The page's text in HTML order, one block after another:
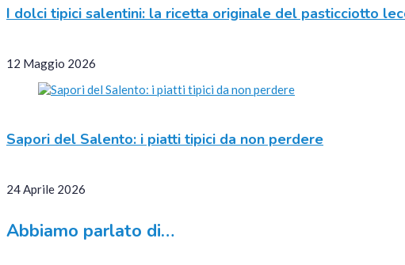
I dolci tipici salentini: la ricetta originale del pasticciotto
12 Maggio 2026
Sapori del Salento: i piatti tipici da non perdere
24 Aprile 2026
Abbiamo parlato di…